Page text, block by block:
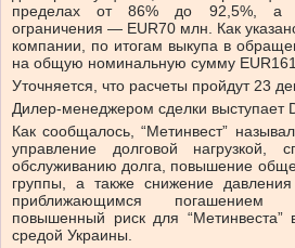
пределах от 86% до 92,5%, а
ограничения — EUR70 млн. Как
компании, по итогам выкупа в
на общую номинальную сумму
Уточняется, что расчеты пройдут 23
Дилер-менеджером сделки выступает
Как сообщалось, “Метинвест”
управление долговой нагрузкой,
обслуживанию долга, повышение
группы, а также снижение
приближающимся погашением
повышенный риск для “Метинвеста”
средой Украины.